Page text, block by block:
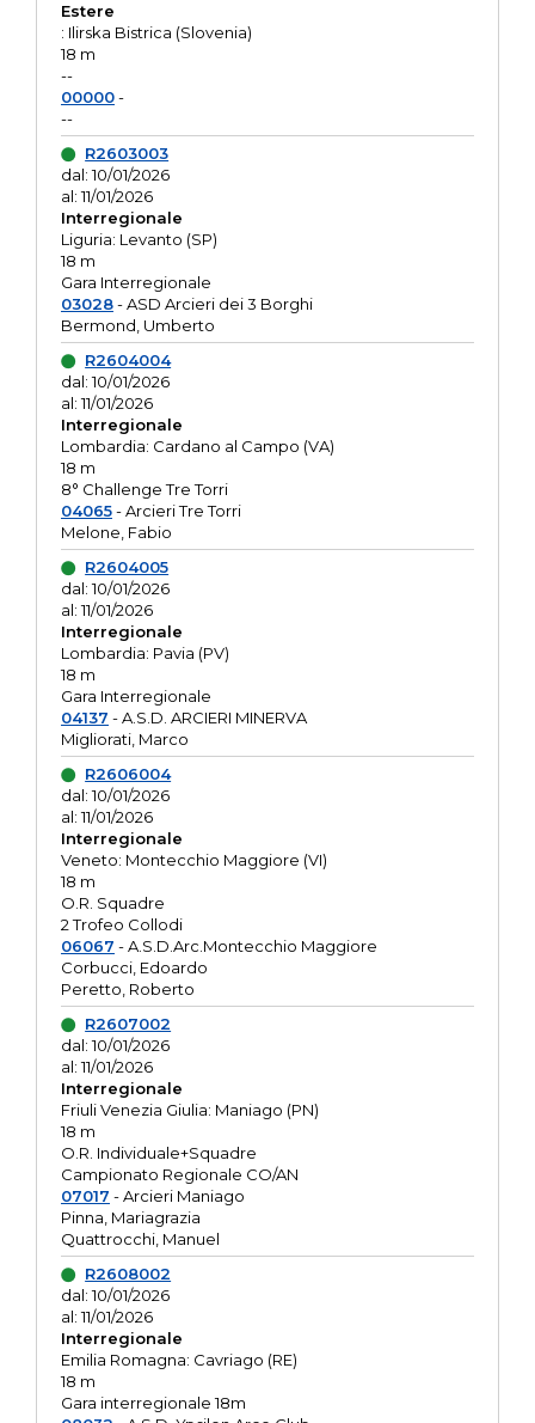
Estere
: Ilirska Bistrica (Slovenia)
18 m
--
00000-
--
R2603003
dal: 10/01/2026
al: 11/01/2026
Interregionale
Liguria: Levanto (SP)
18 m
Gara Interregionale
03028- ASD Arcieri dei 3 Borghi
Bermond, Umberto
R2604004
dal: 10/01/2026
al: 11/01/2026
Interregionale
Lombardia: Cardano al Campo (VA)
18 m
8° Challenge Tre Torri
04065- Arcieri Tre Torri
Melone, Fabio
R2604005
dal: 10/01/2026
al: 11/01/2026
Interregionale
Lombardia: Pavia (PV)
18 m
Gara Interregionale
04137 - A.S.D. ARCIERI MINERVA
Migliorati, Marco
R2606004
dal: 10/01/2026
al: 11/01/2026
Interregionale
Veneto: Montecchio Maggiore (VI)
18 m
O.R. Squadre
2 Trofeo Collodi
06067 - A.S.D.Arc.Montecchio Maggiore
Corbucci, Edoardo
Peretto, Roberto
R2607002
dal: 10/01/2026
al: 11/01/2026
Interregionale
Friuli Venezia Giulia: Maniago (PN)
18 m
O.R. Individuale+Squadre
Campionato Regionale CO/AN
07017 - Arcieri Maniago
Pinna, Mariagrazia
Quattrocchi, Manuel
R2608002
dal: 10/01/2026
al: 11/01/2026
Interregionale
Emilia Romagna: Cavriago (RE)
18 m
Gara interregionale 18m